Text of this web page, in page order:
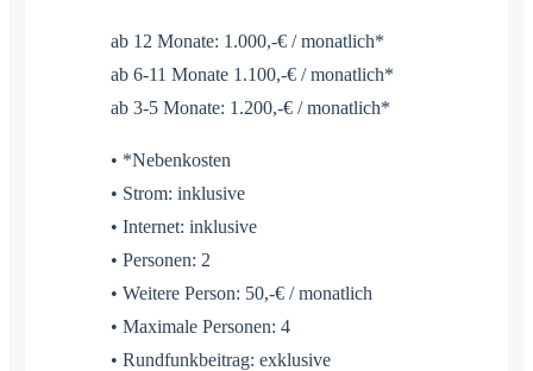
ab 12 Monate: 1.000,-€ / monatlich*
ab 6-11 Monate 1.100,-€ / monatlich*
ab 3-5 Monate: 1.200,-€ / monatlich*
• *Nebenkosten
• Strom: inklusive
• Internet: inklusive
• Personen: 2
• Weitere Person: 50,-€ / monatlich
• Maximale Personen: 4
• Rundfunkbeitrag: exklusive